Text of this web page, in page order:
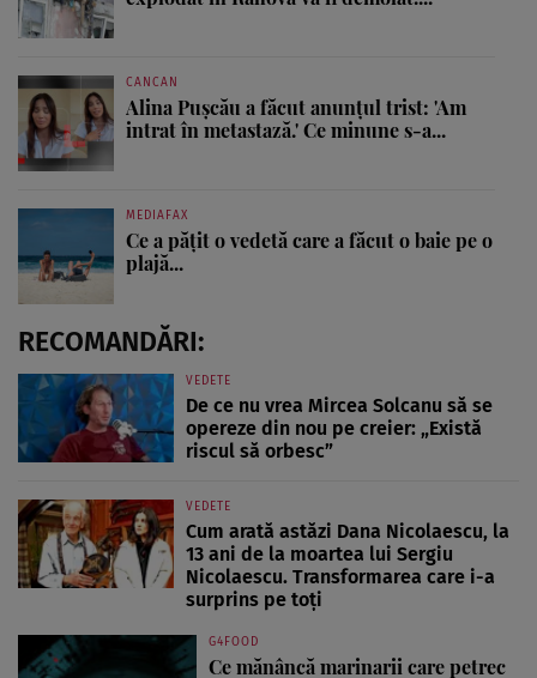
CANCAN
Alina Pușcău a făcut anunțul trist: 'Am
intrat în metastază.' Ce minune s-a...
MEDIAFAX
Ce a pățit o vedetă care a făcut o baie pe o
plajă...
RECOMANDĂRI:
VEDETE
De ce nu vrea Mircea Solcanu să se
opereze din nou pe creier: „Există
riscul să orbesc”
VEDETE
Cum arată astăzi Dana Nicolaescu, la
13 ani de la moartea lui Sergiu
Nicolaescu. Transformarea care i-a
surprins pe toți
G4FOOD
Ce mănâncă marinarii care petrec